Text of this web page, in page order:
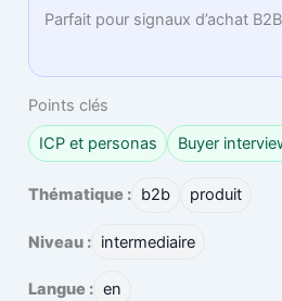
Parfait pour signaux d’achat
Points clés
ICP et personas
Buyer
Thématique : b2b produit
Niveau : intermediaire
Langue : en